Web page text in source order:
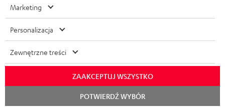
10 / 116
Marketing
Personalizacja
Zewnętrzne treści
ZAAKCEPTUJ WSZYSTKO
POTWIERDŹ WYBÓR